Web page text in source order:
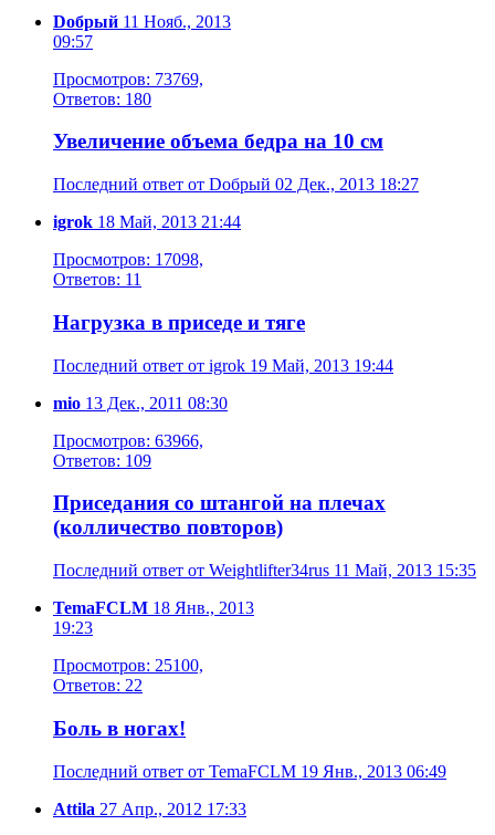
Dобрый 11 Нояб., 2013
09:57
Просмотров: 73769,
Ответов: 180
Увеличение объема бедра на 10 см
Последний ответ от Dобрый 02 Дек., 2013 18:27
igrok 18 Май, 2013 21:44
Просмотров: 17098,
Ответов: 11
Нагрузка в приседе и тяге
Последний ответ от igrok 19 Май, 2013 19:44
mio 13 Дек., 2011 08:30
Просмотров: 63966,
Ответов: 109
Приседания со штангой на плечах
(колличество повторов)
Последний ответ от Weightlifter34rus 11 Май, 2013 15:35
TemaFCLM 18 Янв., 2013
19:23
Просмотров: 25100,
Ответов: 22
Боль в ногах!
Последний ответ от TemaFCLM 19 Янв., 2013 06:49
Attila 27 Апр., 2012 17:33